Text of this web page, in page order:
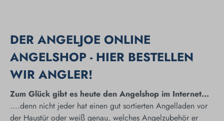
DER ANGELJOE ONLINE
ANGELSHOP - HIER BESTELLEN
WIR ANGLER!
Zum Glück gibt es heute den Angelshop im Internet...
....denn nicht jeder hat einen gut sortierten Angelladen vor
der Haustür oder weiß genau, welches Angelzubehör er